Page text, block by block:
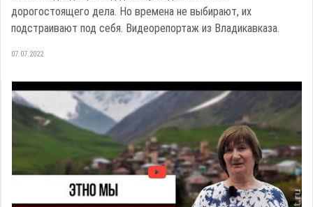
дорогостоящего дела. Но времена не выбирают, их
подстраивают под себя. Видеорепортаж из Владикавказа.
07.07.2022